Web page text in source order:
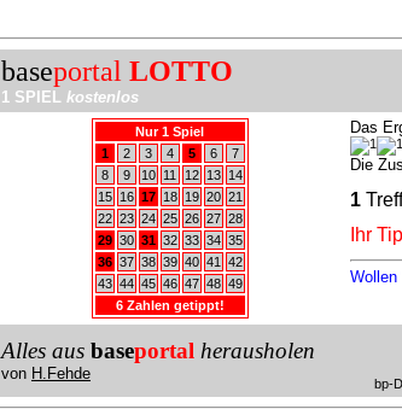
baseportal LOTTO
1 SPIEL kostenlos
Nur 1 Spiel
1
2 3 4 5 6
7
8
9 10 11 12 13
14
15
16 17 18 19 20 21
22 23 24 25 26 27 28
29 30 31 32 33 34 35
36 37 38 39 40 41
42
43 44 45 46 47 48 49
6 Zahlen getippt!
Das
Die
1
Ihr
Wollen
Alles aus baseportal herausholen
von H.Fehde
bp-